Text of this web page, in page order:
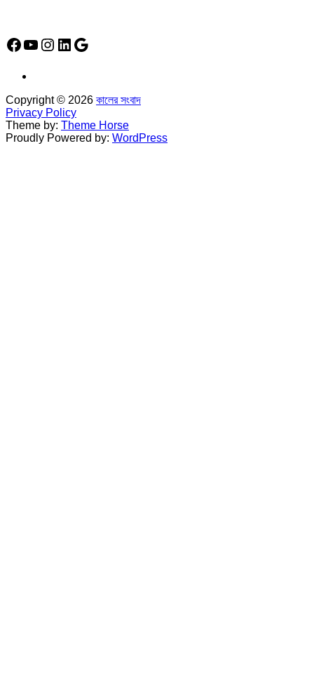
Facebook
YouTube
Instagram
LinkedIn
Google
Copyright © 2026 কালের সংবাদ
Privacy Policy
Theme by: Theme Horse
Proudly Powered by: WordPress